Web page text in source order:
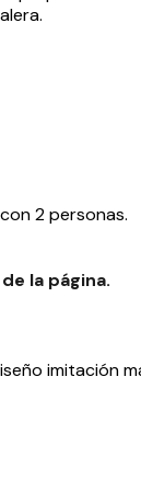
2 personas.
la página.
imitación